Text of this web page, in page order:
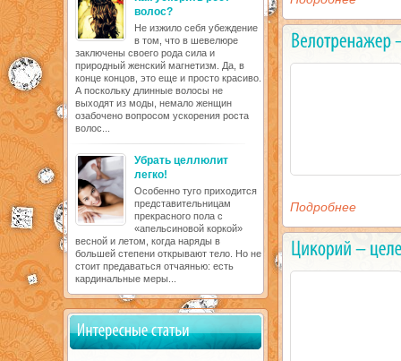
волос?
Не изжило себя убеждение
в том, что в шевелюре
заключены своего рода сила и
природный женский магнетизм. Да, в
конце концов, это еще и просто красиво.
А поскольку длинные волосы не
выходят из моды, немало женщин
озабочено вопросом ускорения роста
волос...
Убрать целлюлит
легко!
Особенно туго приходится
представительницам
прекрасного пола с
«апельсиновой коркой»
весной и летом, когда наряды в
большей степени открывают тело. Но не
стоит предаваться отчаянью: есть
кардинальные меры...
Подробнее